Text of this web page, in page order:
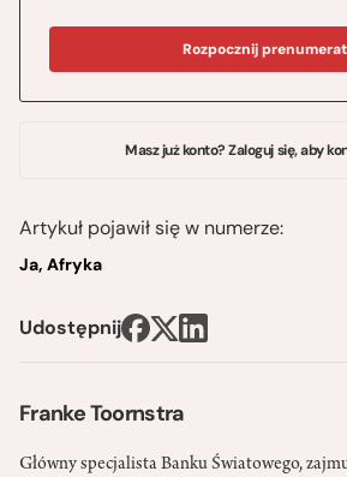
Franke Toornstra
Główny specjalista Banku Światowego,
Rozpocznij
Masz już konto? Zaloguj się, aby
Artykuł pojawił się w numerze:
Ja, Afryka
Udostępnij